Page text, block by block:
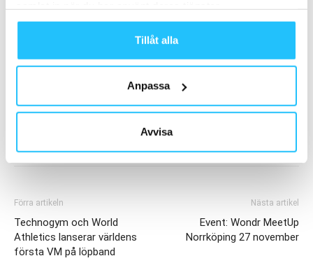
Tillåt alla
Anpassa
Avvisa
Förra artikeln
Technogym och World
Athletics lanserar världens
första VM på löpband
Nästa artikel
Event: Wondr MeetUp
Norrköping 27 november